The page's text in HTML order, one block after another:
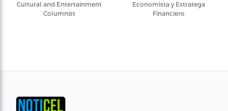
Cultural and Entertainment
Columnist
Economista y Estratega
Financiero